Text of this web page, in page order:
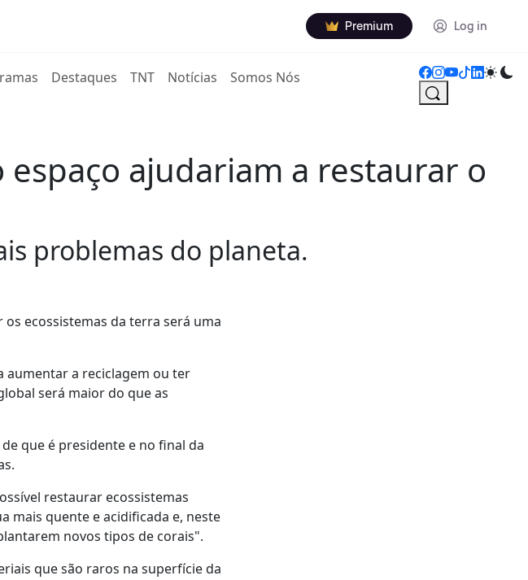
Premium Log in
Destaques TNT Notícias Somos Nós
ajudariam a restaurar o
problemas do planeta.
ecossistemas da terra será uma
aumentar a reciclagem ou ter
será maior do que as
que é presidente e no final da
restaurar ecossistemas
mais quente e acidificada e, neste
novos tipos de corais".
que são raros na superfície da